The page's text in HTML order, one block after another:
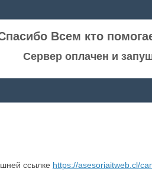
Всем кто
Сервер оплачен и
ссылке https://asesoriaitweb.cl/